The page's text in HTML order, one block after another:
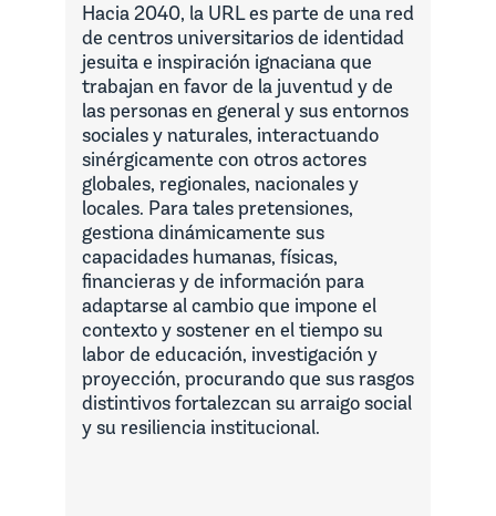
Hacia 2040, la URL es parte de una red
de centros universitarios de identidad
jesuita e inspiración ignaciana que
trabajan en favor de la juventud y de
las personas en general y sus entornos
sociales y naturales, interactuando
sinérgicamente con otros actores
globales, regionales, nacionales y
locales. Para tales pretensiones,
gestiona dinámicamente sus
capacidades humanas, físicas,
financieras y de información para
adaptarse al cambio que impone el
contexto y sostener en el tiempo su
labor de educación, investigación y
proyección, procurando que sus rasgos
distintivos fortalezcan su arraigo social
y su resiliencia institucional.